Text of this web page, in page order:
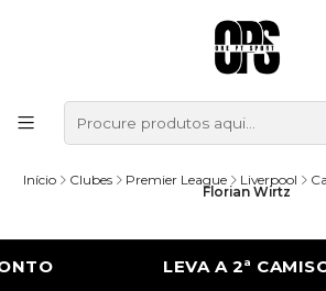
Início Clubes Premier League Liverpool
Florian Wirtz
LEVA A 2ª